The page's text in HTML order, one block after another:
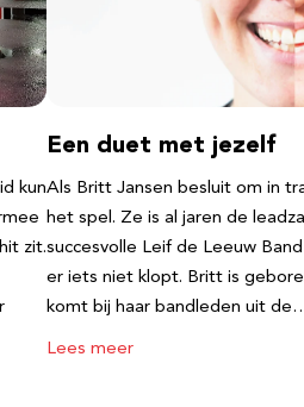
kun
zit.
Een duet met jezelf
Als Britt Jansen besluit om in
het spel. Ze is al jaren de
succesvolle Leif de Leeuw
er iets niet klopt. Britt is
komt bij haar bandleden uit
Lees meer